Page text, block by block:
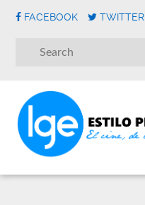
FACEBOOK TWITTER